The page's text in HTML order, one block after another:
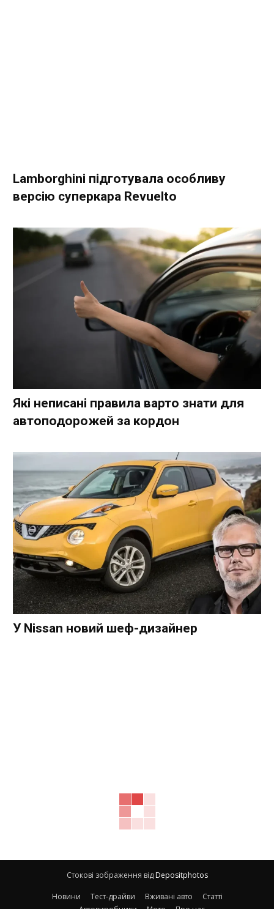
Lamborghini підготувала особливу
версію суперкара Revuelto
Які неписані правила варто знати для
автоподорожей за кордон
У Nissan новий шеф-дизайнер
Стокові зображення від Depositphotos
Новини Тест-драйви Вживані авто
Статті